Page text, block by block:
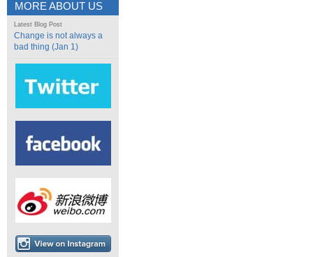
MORE ABOUT US
Latest Blog Post
Change is not always a
bad thing (Jan 1)